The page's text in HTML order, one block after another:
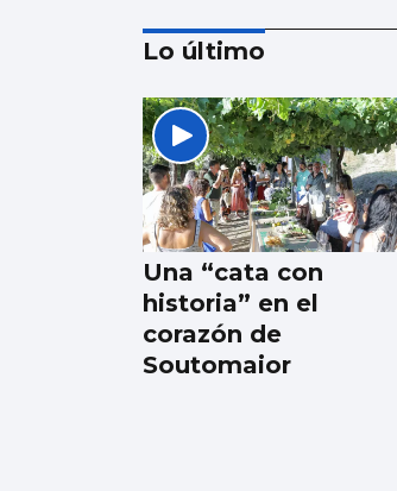
CCOO denuncia que
55.000 trabajadores
gallegos trabajan
horas extras cada
semana y cuatro de
cada diez no las
cobran
Lo último
Una “cata con
historia” en el
corazón de
Soutomaior